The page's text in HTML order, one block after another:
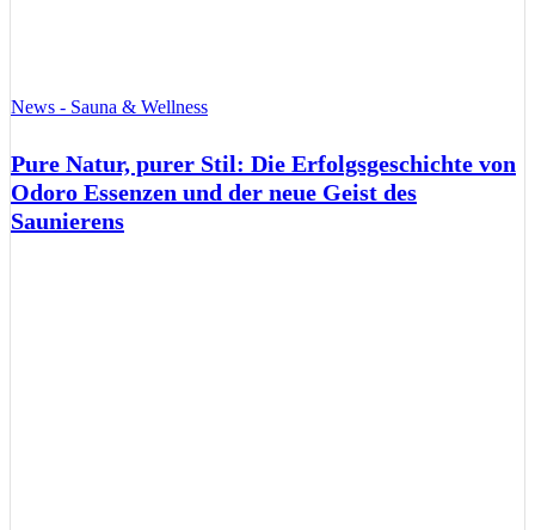
News - Sauna & Wellness
Pure Natur, purer Stil: Die Erfolgsgeschichte von
Odoro Essenzen und der neue Geist des
Saunierens